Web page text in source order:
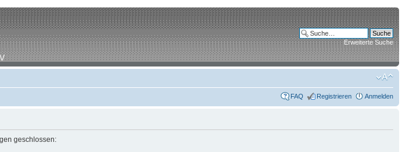
Erweiterte Suche
FAQ Registrieren Anmelden
geschlossen: